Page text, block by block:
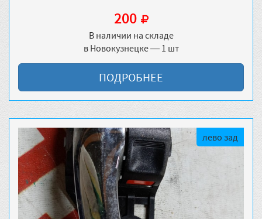
200
В наличии на складе
в Новокузнецке — 1 шт
ПОДРОБНЕЕ
лево зад